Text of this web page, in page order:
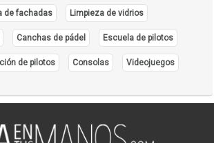
de fachadas Limpieza de vidrios
Canchas de pádel Escuela de pilotos
de pilotos Consolas Videojuegos